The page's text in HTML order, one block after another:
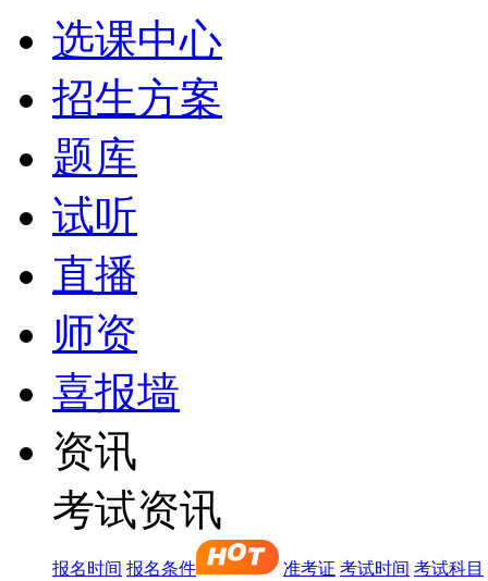
选课中心
招生方案
题库
试听
直播
师资
喜报墙
资讯
考试资讯
报名时间 报名条件 准考证 考试时间 考试科目